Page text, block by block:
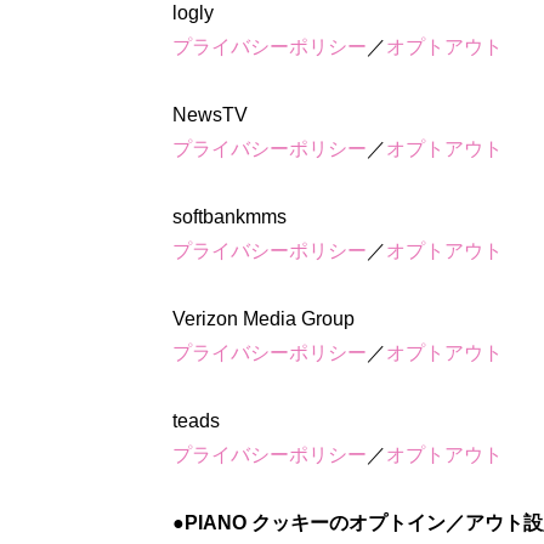
プライバシーポリシー ／オプトアウト
プライバシーポリシー ／オプトアウト
プライバシーポリシー ／オプトアウト
プライバシーポリシー ／オプトアウト
プライバシーポリシー ／オプトアウト
●PIANO クッキーのオプトイン／アウト